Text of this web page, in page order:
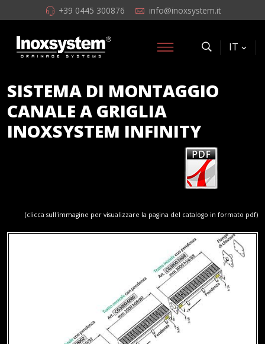
+39 0445 300876 info@inoxsystem.it
IT
SISTEMA DI MONTAGGIO
CANALE A GRIGLIA
INOXSYSTEM INFINITY
(clicca sull'immagine per visualizzare la pagina del catalogo in formato pdf)